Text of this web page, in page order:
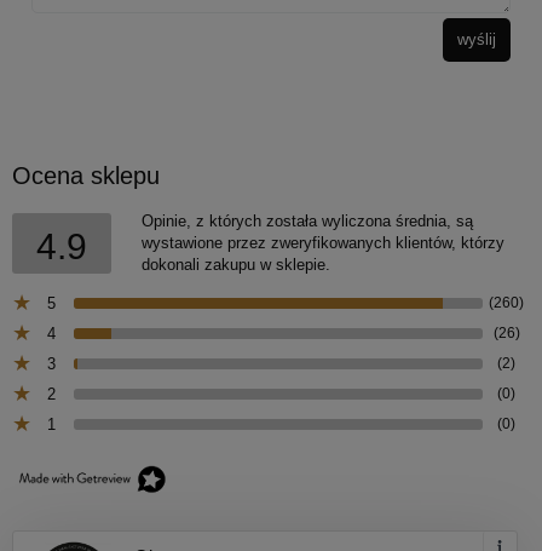
wyślij
Ocena sklepu
4.9
Opinie, z których została wyliczona średnia, są
wystawione przez zweryfikowanych klientów, którzy
dokonali zakupu w sklepie.
5 (260)
4 (26)
3 (2)
2 (0)
1 (0)